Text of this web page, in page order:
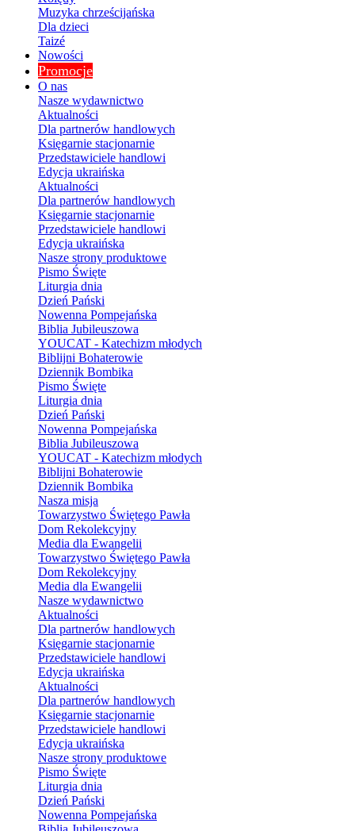
Muzyka chrześcijańska
Dla dzieci
Taizé
Nowości
Promocje
O nas
Nasze wydawnictwo
Aktualności
Dla partnerów handlowych
Księgarnie stacjonarnie
Przedstawiciele handlowi
Edycja ukraińska
Aktualności
Dla partnerów handlowych
Księgarnie stacjonarnie
Przedstawiciele handlowi
Edycja ukraińska
Nasze strony produktowe
Pismo Święte
Liturgia dnia
Dzień Pański
Nowenna Pompejańska
Biblia Jubileuszowa
YOUCAT - Katechizm młodych
Biblijni Bohaterowie
Dziennik Bombika
Pismo Święte
Liturgia dnia
Dzień Pański
Nowenna Pompejańska
Biblia Jubileuszowa
YOUCAT - Katechizm młodych
Biblijni Bohaterowie
Dziennik Bombika
Nasza misja
Towarzystwo Świętego Pawła
Dom Rekolekcyjny
Media dla Ewangelii
Towarzystwo Świętego Pawła
Dom Rekolekcyjny
Media dla Ewangelii
Nasze wydawnictwo
Aktualności
Dla partnerów handlowych
Księgarnie stacjonarnie
Przedstawiciele handlowi
Edycja ukraińska
Aktualności
Dla partnerów handlowych
Księgarnie stacjonarnie
Przedstawiciele handlowi
Edycja ukraińska
Nasze strony produktowe
Pismo Święte
Liturgia dnia
Dzień Pański
Nowenna Pompejańska